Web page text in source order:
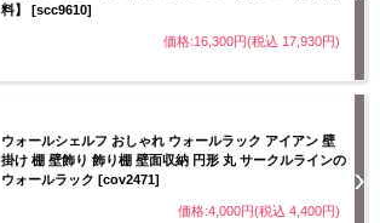
料】 [scc9610]
価格:16,300円(税込 17,930円)
ウォールシェルフ おしゃれ ウォールラック アイアン 壁
掛け 棚 壁飾り 飾り棚 壁面収納 円形 丸 サークルラインの
ウォールラック [cov2471]
価格:4,000円(税込 4,400円)